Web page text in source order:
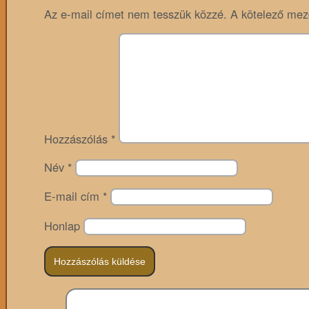
Az e-mail címet nem tesszük közzé. A kötelező
Hozzászólás *
Név *
E-mail cím *
Honlap